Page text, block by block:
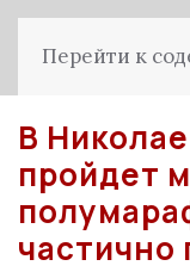
Перейти к
В
пройдет
частично